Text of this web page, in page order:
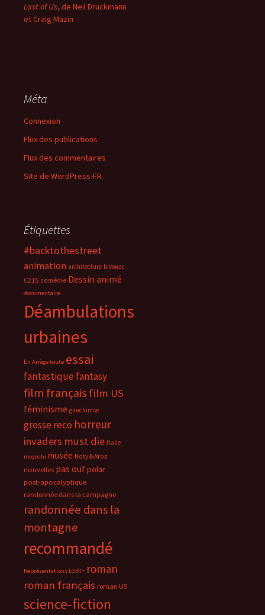
Last of Us, de Neil Druckmann
et Craig Mazin
Méta
Connexion
Flux des publications
Flux des commentaires
Site de WordPress-FR
Étiquettes
#backtothestreet
animation architecture bivouac
C215 comédie Dessin animé
documentaire
Déambulations
urbaines
En Ariège toute essai
fantastiquefantasy
film français film US
féminisme gauchimse
grosse reco horreur
invaders must die Italie
moyoshi musée Noty & Aroz
nouvelles pas oufpolar
post-apocalyptique
randonnée dans la campagne
randonnée dans la
montagne
recommandé
Représentations LGBT+ roman
roman français roman US
science-fiction